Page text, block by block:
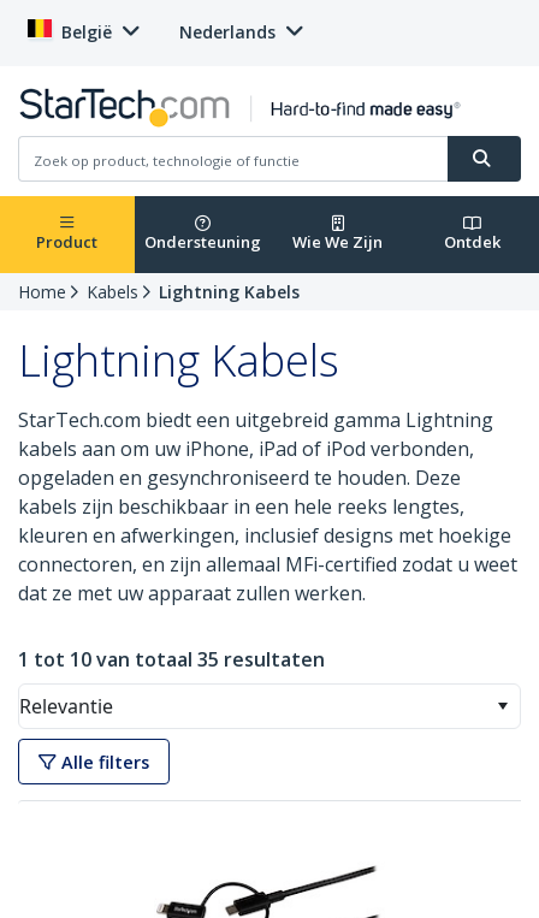
België Nederlands
Product Ondersteuning Wie We Zijn Ontdek
Home Kabels Lightning Kabels
Lightning Kabels
StarTech.com biedt een uitgebreid gamma Lightning
kabels aan om uw iPhone, iPad of iPod verbonden,
opgeladen en gesynchroniseerd te houden. Deze
kabels zijn beschikbaar in een hele reeks lengtes,
kleuren en afwerkingen, inclusief designs met hoekige
connectoren, en zijn allemaal MFi-certified zodat u weet
dat ze met uw apparaat zullen werken.
1 tot 10 van totaal 35 resultaten
Relevantie
Alle filters